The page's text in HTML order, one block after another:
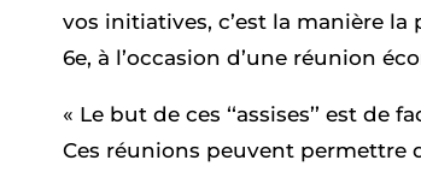
vos initiatives, c’est la manière
6e, à l’occasion d’une réunion
« Le but de ces ‘‘assises’’ est
Ces réunions peuvent permettre